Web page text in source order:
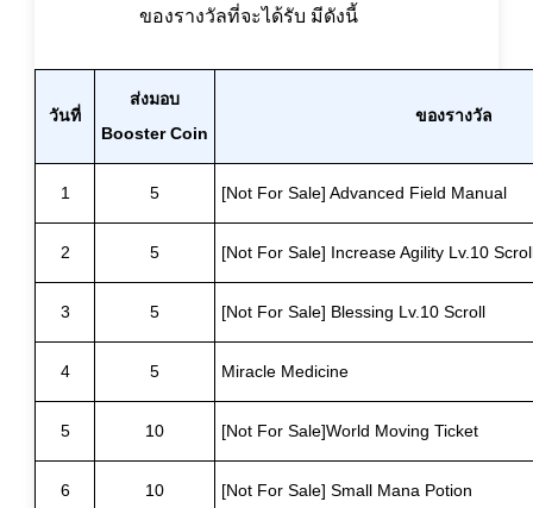
ของรางวัลที่จะได้รับ มีดังนี้
วันที่
ส่งมอบ
Booster Coin
ของรางวัล
1 5 [Not For Sale] Advanced Field Manual
2 5 [Not For Sale] Increase Agility Lv.10
3 5 [Not For Sale] Blessing Lv.10 Scroll
4 5 Miracle Medicine
5 10 [Not For Sale]World Moving Ticket
6 10 [Not For Sale] Small Mana Potion